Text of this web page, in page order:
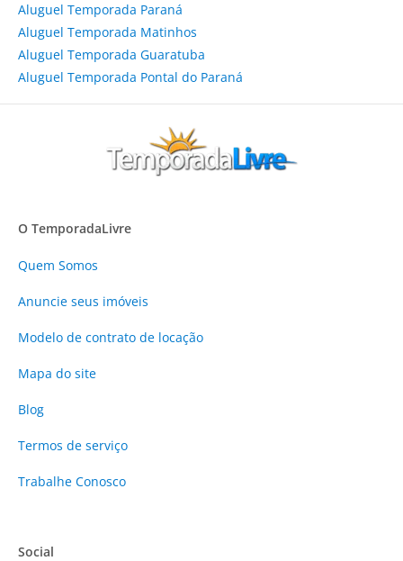
Aluguel Temporada Paraná
Aluguel Temporada Matinhos
Aluguel Temporada Guaratuba
Aluguel Temporada Pontal do Paraná
O TemporadaLivre
Quem Somos
Anuncie seus imóveis
Modelo de contrato de locação
Mapa do site
Blog
Termos de serviço
Trabalhe Conosco
Social